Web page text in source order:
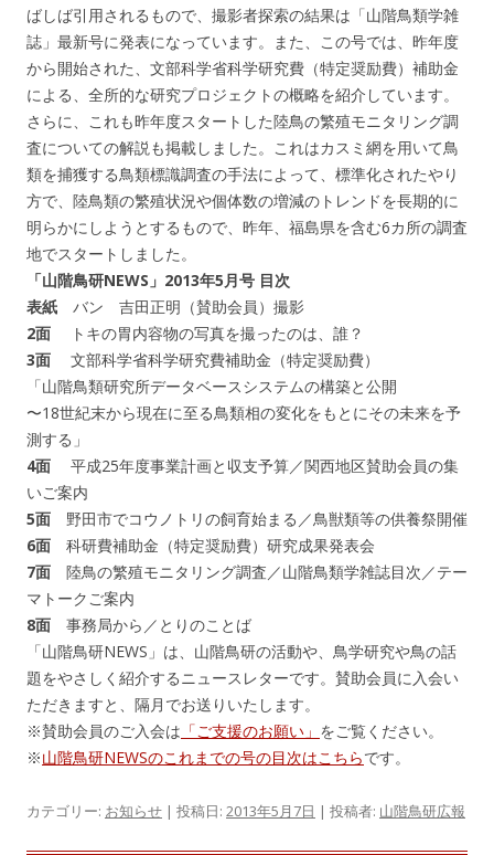
ばしば引用されるもので、撮影者探索の結果は「山階鳥類学雑
誌」最新号に発表になっています。また、この号では、昨年度
から開始された、文部科学省科学研究費（特定奨励費）補助金
による、全所的な研究プロジェクトの概略を紹介しています。
さらに、これも昨年度スタートした陸鳥の繁殖モニタリング調
査についての解説も掲載しました。これはカスミ網を用いて鳥
類を捕獲する鳥類標識調査の手法によって、標準化されたやり
方で、陸鳥類の繁殖状況や個体数の増減のトレンドを長期的に
明らかにしようとするもので、昨年、福島県を含む6カ所の調査
地でスタートしました。
「山階鳥研NEWS」2013年5月号 目次
表紙 バン 吉田正明（賛助会員）撮影
2面 トキの胃内容物の写真を撮ったのは、誰？
3面 文部科学省科学研究費補助金（特定奨励費）
「山階鳥類研究所データベースシステムの構築と公開
〜18世紀末から現在に至る鳥類相の変化をもとにその未来を予
測する」
4面 平成25年度事業計画と収支予算／関西地区賛助会員の集
いご案内
5面 野田市でコウノトリの飼育始まる／鳥獣類等の供養祭開催
6面 科研費補助金（特定奨励費）研究成果発表会
7面 陸鳥の繁殖モニタリング調査／山階鳥類学雑誌目次／テー
マトークご案内
8面 事務局から／とりのことば
「山階鳥研NEWS」は、山階鳥研の活動や、鳥学研究や鳥の話
題をやさしく紹介するニュースレターです。賛助会員に入会い
ただきますと、隔月でお送りいたします。
※賛助会員のご入会は 「ご支援のお願い」 をご覧ください。
※山階鳥研NEWSのこれまでの号の目次はこちらです。
カテゴリー: お知らせ | 投稿日: 2013年5月7日 | 投稿者: 山階鳥研広報